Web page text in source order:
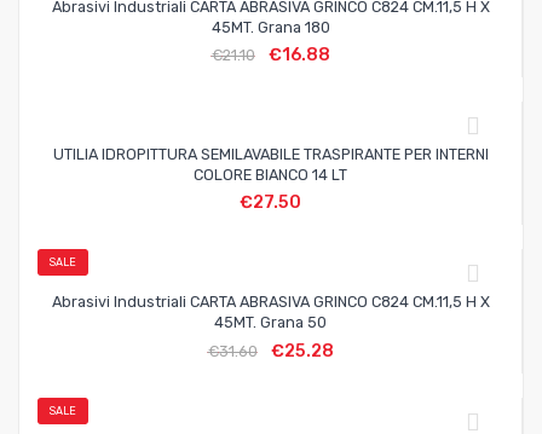
Abrasivi Industriali CARTA ABRASIVA GRINCO C824 CM.11,5 H X
45MT. Grana 180
€21.10 €16.88
UTILIA IDROPITTURA SEMILAVABILE TRASPIRANTE PER INTERNI
COLORE BIANCO 14 LT
€27.50
SALE
Abrasivi Industriali CARTA ABRASIVA GRINCO C824 CM.11,5 H X
45MT. Grana 50
€31.60 €25.28
SALE